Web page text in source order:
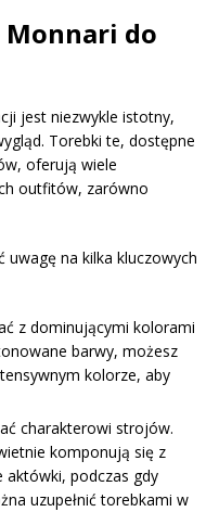
Monnari do
jest niezwykle istotny,
Torebki te, dostępne
oferują wiele
outfitów, zarówno
na kilka kluczowych
z dominującymi kolorami
barwy, możesz
kolorze, aby
charakterowi strojów.
komponują się z
podczas gdy
uzupełnić torebkami w